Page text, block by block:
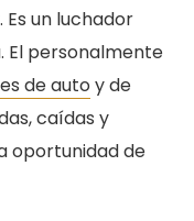
Es un luchador
El personalmente
de auto y de
caídas y
oportunidad de